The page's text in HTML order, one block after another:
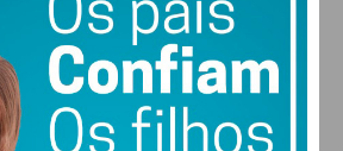
26
DOM
29
SEG
30
TER